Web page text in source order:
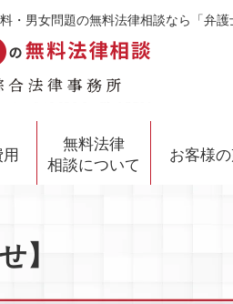
・男女問題の無料法律相談なら「弁
無料法律
相談について
お客様
】